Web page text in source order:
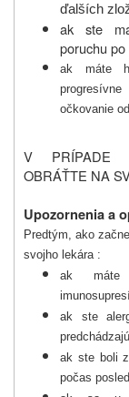
ďalších
ak ste
poruchu
ak máte
očkovanie
V PRÍPADE
OBRÁŤTE NA
Upozornenia a
Predtým, ako
svojho lekára :
ak máte
ak ste
ak ste boli
počas